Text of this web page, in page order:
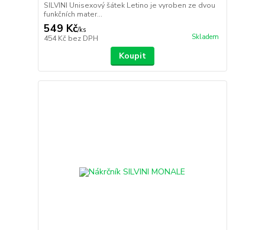
SILVINI Unisexový šátek Letino je vyroben ze dvou
funkčních mater...
549 Kč/ks
454 Kč bez DPH Skladem
Koupit